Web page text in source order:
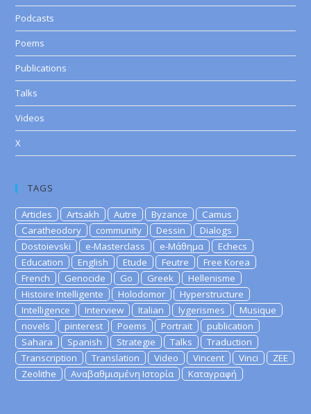
Podcasts
Poems
Publications
Talks
Videos
X
TAGS
Articles Artsakh Autre Byzance
Camus
Caratheodory
community Dessin
Dialogs
Dostoievski
e-Masterclass e-Μάθημα
Echecs
Education
English Etude Feutre
Free Korea
French
Genocide Go Greek
Hellenisme
Histoire Intelligente
Holodomor
Hyperstructure
Intelligence
Interview Italian lygerismes
Musique
novels
pinterest Poems Portrait
publication
Sahara
Spanish Strategie Talks
Traduction
Transcription
Translation Video Vincent Vinci
ZEE
Zeolithe
Αναβαθμισμένη Ιστορία Καταγραφή